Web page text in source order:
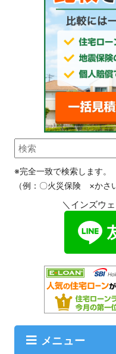
※完全一致で検索します。
（例：〇火災保険 ×かさ
＼インズウ
メニュー